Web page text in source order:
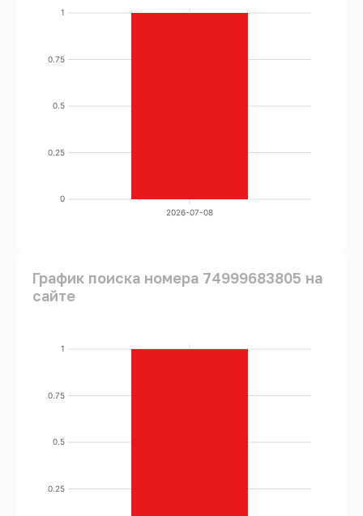
0
0.25
0.5
0.75
1
2026-07-08
График поиска номера 74999683805 на
сайте
0.25
0.5
0.75
1